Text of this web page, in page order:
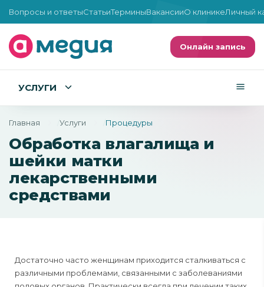
Вопросы и ответыСтатьиТерминыВакансииО клиникеЛичный
Онлайн запись
УСЛУГИ
Главная Услуги Процедуры
Обработка влагалища и
шейки матки
лекарственными
средствами
Достаточно часто женщинам приходится сталкиваться с
различными проблемами, связанными с заболеваниями